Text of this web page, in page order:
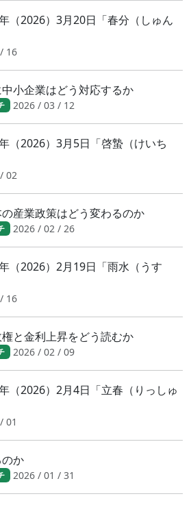
2026）3月20日「春分（しゅん
16
小企業はどう対応するか
2026 / 03 / 12
2026）3月5日「啓蟄（けいち
02
産業政策はどう変わるのか
2026 / 02 / 26
2026）2月19日「雨水（うす
16
権と金利上昇をどう読むか
2026 / 02 / 09
2026）2月4日「立春（りっしゅ
01
か
2026 / 01 / 31